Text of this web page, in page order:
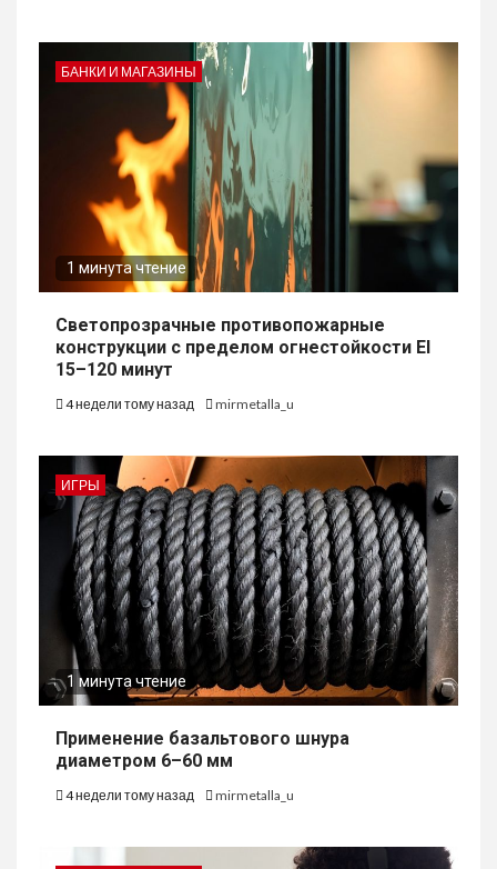
БАНКИ И МАГАЗИНЫ
1 минута чтение
Светопрозрачные противопожарные
конструкции с пределом огнестойкости EI
15–120 минут
4 недели тому назад mirmetalla_u
ИГРЫ
1 минута чтение
Применение базальтового шнура
диаметром 6–60 мм
4 недели тому назад mirmetalla_u